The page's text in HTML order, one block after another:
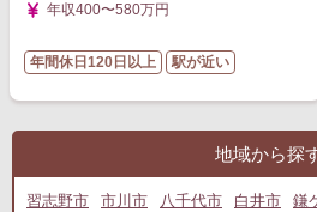
年収400〜580万円
年間休日120日以上 駅が近い
地域から探
習志野市 市川市 八千代市 白井市 鎌